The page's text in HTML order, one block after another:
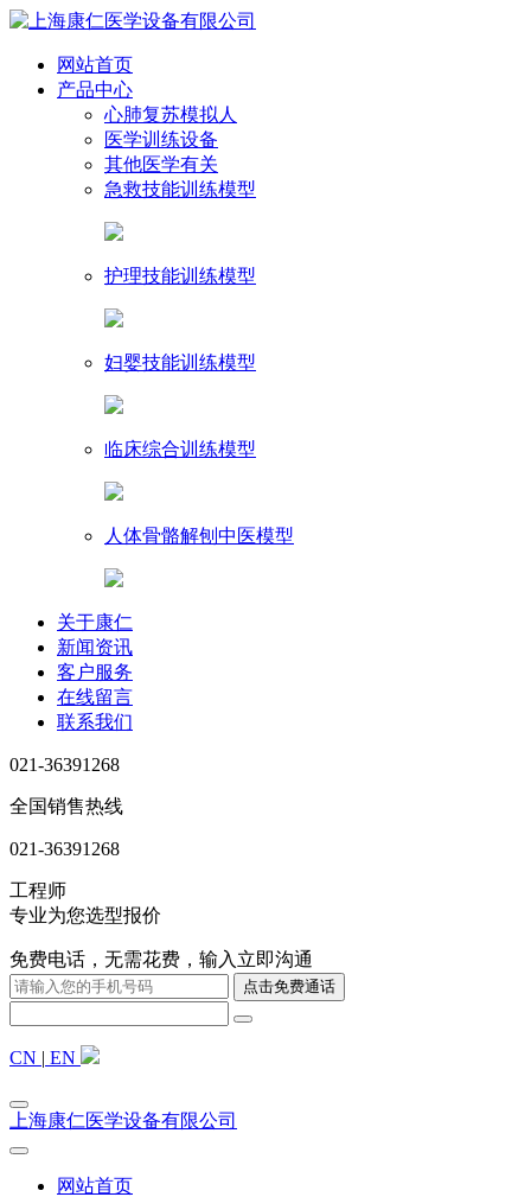
网站首页
产品中心
心肺复苏模拟人
医学训练设备
其他医学有关
急救技能训练模型
护理技能训练模型
妇婴技能训练模型
临床综合训练模型
人体骨骼解刨中医模型
关于康仁
新闻资讯
客户服务
在线留言
联系我们
021-36391268
全国销售热线
021-36391268
工程师
专业为您选型报价
免费电话，无需花费，输入立即沟通
CN | EN
上海康仁医学设备有限公司
网站首页